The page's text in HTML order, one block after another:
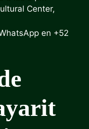
Center,
en +52